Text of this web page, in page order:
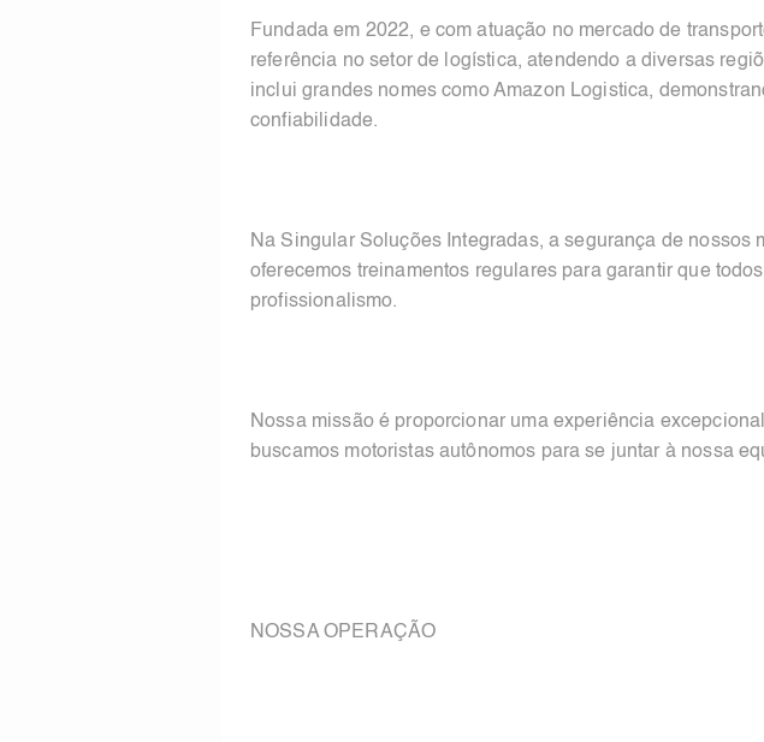
Fundada em 2022, e com atuação no mercado de
referência no setor de logística, atendendo a diversas
inclui grandes nomes como Amazon Logistica,
confiabilidade.
Na Singular Soluções Integradas, a segurança de
oferecemos treinamentos regulares para garantir que
profissionalismo.
Nossa missão é proporcionar uma experiência
buscamos motoristas autônomos para se juntar à nossa
NOSSA OPERAÇÃO